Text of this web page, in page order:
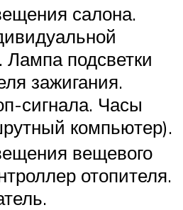
салона.
Лампа подсветки
зажигания.
сигнала. Часы
компьютер).
вещевого
отопителя.